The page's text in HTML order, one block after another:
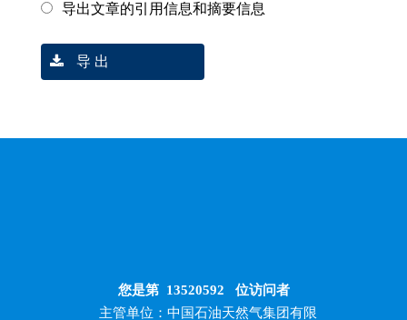
导出文章的引用信息和摘要信息
导 出
您是第 13520592 位访问者
主管单位：中国石油天然气集团有限